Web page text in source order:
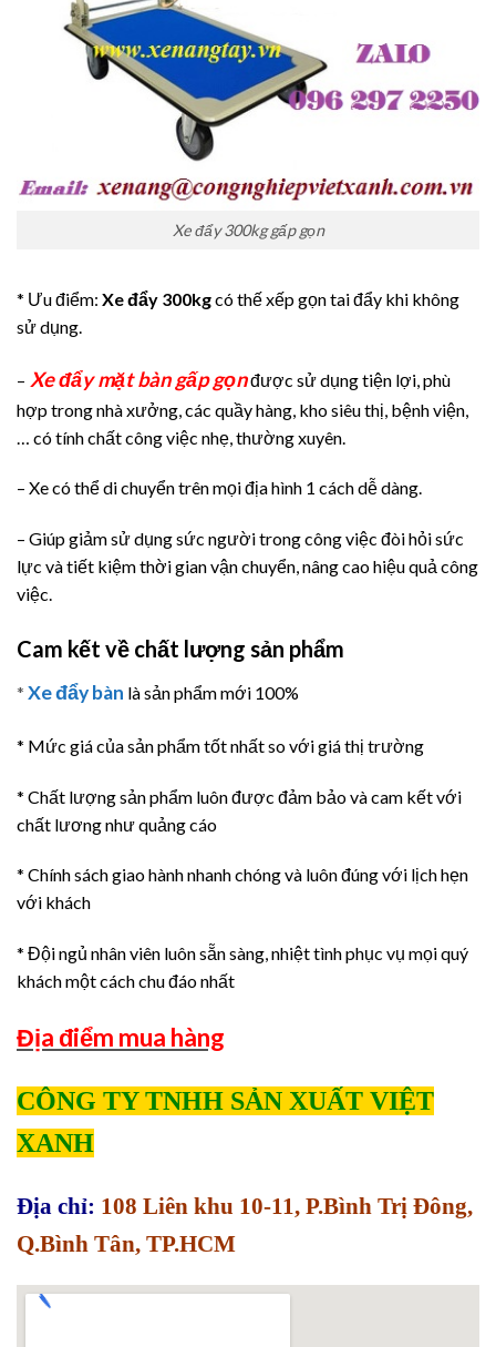
Xe đẩy 300kg gấp gọn
* Ưu điểm: Xe đẩy 300kgcó thế xếp gọn tai đẩy khi không
sử dụng.
– Xe đẩy mặt bàn gấp gọnđược sử dụng tiện lợi, phù
hợp trong nhà xưởng, các quầy hàng, kho siêu thị, bệnh viện,
… có tính chất công việc nhẹ, thường xuyên.
– Xe có thể di chuyển trên mọi địa hình 1 cách dễ dàng.
– Giúp giảm sử dụng sức người trong công việc đòi hỏi sức
lực và tiết kiệm thời gian vận chuyển, nâng cao hiệu quả công
việc.
Cam kết về chất lượng sản phẩm
* Xe đẩy bàn là sản phẩm mới 100%
* Mức giá của sản phẩm tốt nhất so với giá thị trường
* Chất lượng sản phẩm luôn được đảm bảo và cam kết với
chất lương như quảng cáo
* Chính sách giao hành nhanh chóng và luôn đúng với lịch hẹn
với khách
* Đội ngủ nhân viên luôn sẵn sàng, nhiệt tình phục vụ mọi quý
khách một cách chu đáo nhất
Địa điểm mua hàng
CÔNG TY TNHH SẢN XUẤT VIỆT
XANH
Địa chỉ: 108 Liên khu 10-11, P.Bình Trị Đông,
Q.Bình Tân, TP.HCM